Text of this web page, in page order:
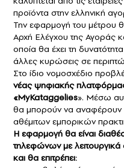
προϊόντα στην ελληνική
Την εφαρμογή του μέτρου
Αρχή Ελέγχου της Αγοράς
οποία θα έχει τη
άλλες κυρώσεις σε
Στο ίδιο νομοσχέδιο
νέας ψηφιακής
«MyKataggelies». Μέσω
θα μπορούν να αναφέρουν
αθέμιτων εμπορικών
Η εφαρμογή θα είναι
τηλεφώνων με
και θα επιτρέπει: